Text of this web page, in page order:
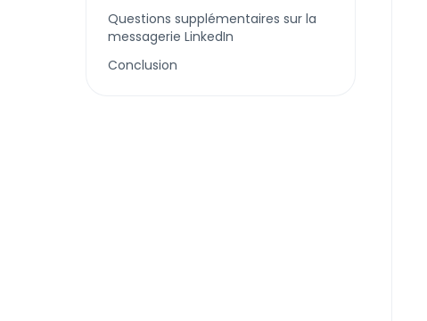
Questions supplémentaires sur la
messagerie LinkedIn
Conclusion